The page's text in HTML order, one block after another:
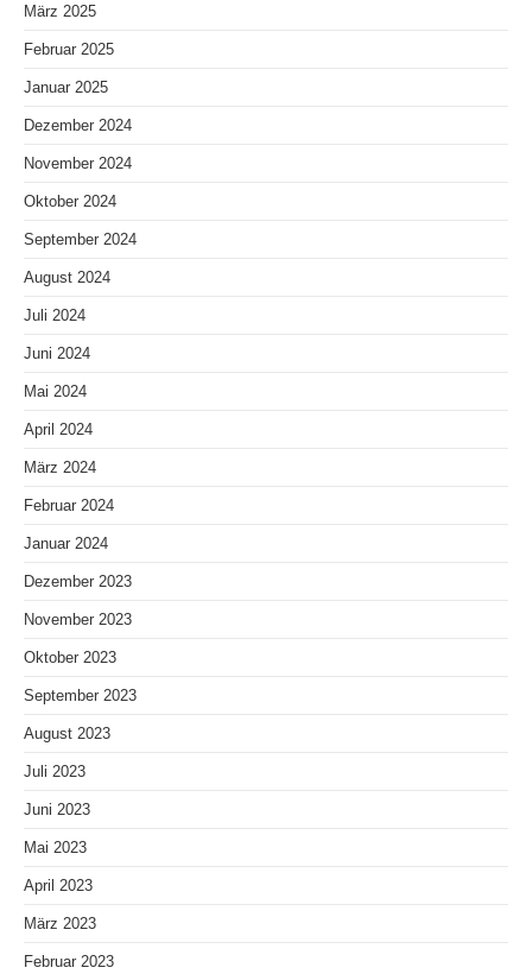
März 2025
Februar 2025
Januar 2025
Dezember 2024
November 2024
Oktober 2024
September 2024
August 2024
Juli 2024
Juni 2024
Mai 2024
April 2024
März 2024
Februar 2024
Januar 2024
Dezember 2023
November 2023
Oktober 2023
September 2023
August 2023
Juli 2023
Juni 2023
Mai 2023
April 2023
März 2023
Februar 2023